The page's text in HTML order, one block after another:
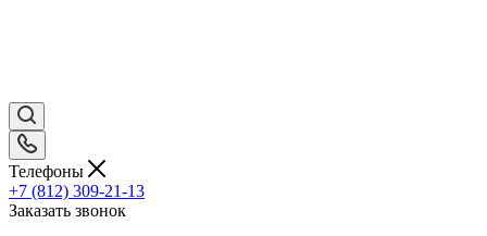
Телефоны
+7 (812) 309-21-13
Заказать звонок